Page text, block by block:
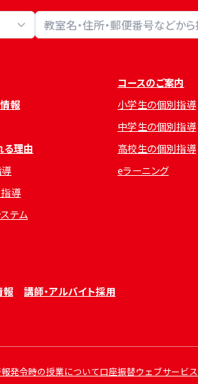
教室検索
報
る理由
導
指導
テム
コースのご案内
小学生の個別指導
中学生の個別指導
高校生の個別指導
eラーニング
報 講師・アルバイト採用
発令時の授業について口座振替ウェブサービス